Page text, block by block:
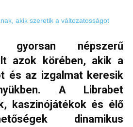
népszerű
azok körében, akik a
és az izgalmat keresik
A Librabet
kaszinójátékok és élő
dinamikus